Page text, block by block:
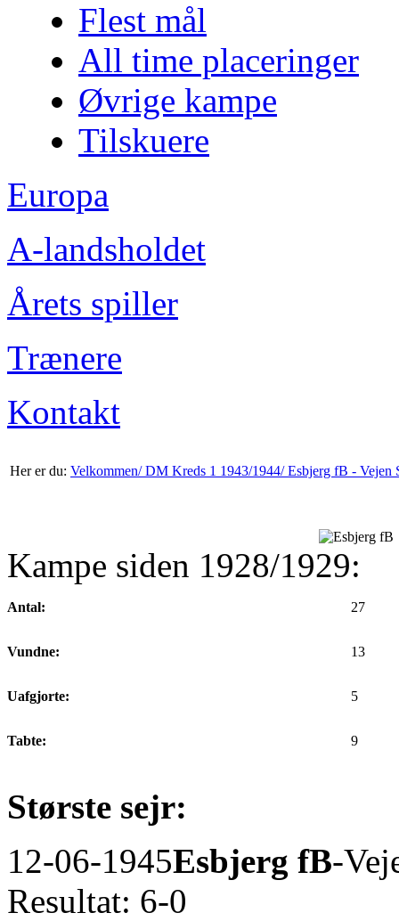
Flest mål
All time placeringer
Øvrige kampe
Tilskuere
Europa
A-landsholdet
Årets spiller
Trænere
Kontakt
Her er du: Velkommen/DM Kreds 1 1943/1944/Esbjerg fB - Vejen
Kampe siden 1928/1929:
Antal: 27
Vundne: 13
Uafgjorte: 5
Tabte: 9
Største sejr:
12-06-1945Esbjerg fB-
Resultat: 6-0